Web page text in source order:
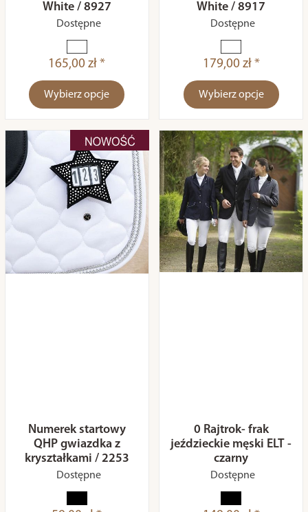
White / 8927
Dostępne
165,00 zł *
Wybierz opcje
White / 8917
Dostępne
179,00 zł *
Wybierz opcje
Numerek startowy
QHP gwiazdka z
kryształkami / 2253
Dostępne
0 Rajtrok- frak
jeździeckie męski ELT -
czarny
Dostępne